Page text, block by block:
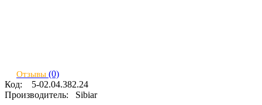
Отзывы (0)
Код: 5-02.04.382.24
Производитель: Sibiar